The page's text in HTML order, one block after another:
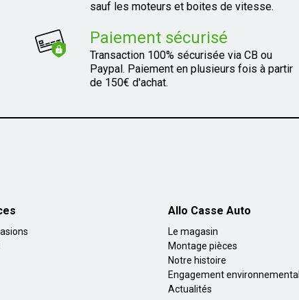
sauf les moteurs et boites de vitesse.
Paiement sécurisé
Transaction 100% sécurisée via CB ou
Paypal. Paiement en plusieurs fois à partir
de 150€ d'achat.
Allo Casse Auto
Le magasin
Montage pièces
Notre histoire
Engagement environnemental
Actualités